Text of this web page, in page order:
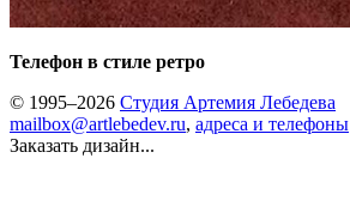
Телефон в стиле ретро
© 1995–2026 Студия Артемия Лебедева
mailbox@artlebedev.ru, адреса и телефоны
Заказать дизайн...